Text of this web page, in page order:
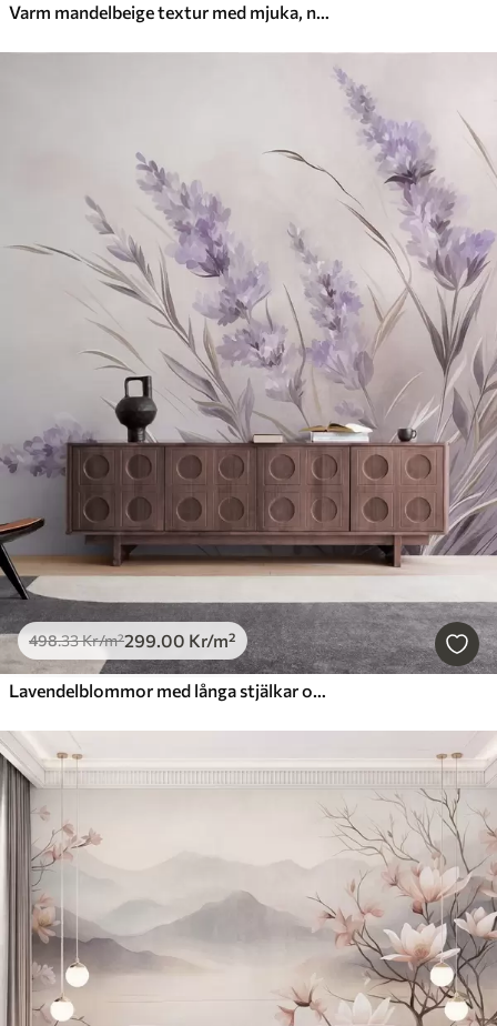
Varm mandelbeige textur med mjuka, naturliga tonövergångar
498.33Kr/m²299.00 Kr/m²
Lavendelblommor med långa stjälkar och blad, konstverk i mjuka pastellfärger med struktur